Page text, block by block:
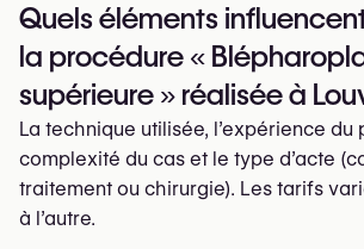
Quels éléments
la procédure «
supérieure » réalisée à
La technique utilisée, l’expérience du
complexité du cas et le type d’acte
traitement ou chirurgie). Les tarifs
à l’autre.